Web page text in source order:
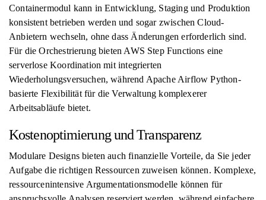
Containermodul kann in Entwicklung, Staging und Produktion
konsistent betrieben werden und sogar zwischen Cloud-
Anbietern wechseln, ohne dass Änderungen erforderlich sind.
Für die Orchestrierung bieten AWS Step Functions eine
serverlose Koordination mit integrierten
Wiederholungsversuchen, während Apache Airflow Python-
basierte Flexibilität für die Verwaltung komplexerer
Arbeitsabläufe bietet.
Kostenoptimierung und Transparenz
Modulare Designs bieten auch finanzielle Vorteile, da Sie jeder
Aufgabe die richtigen Ressourcen zuweisen können. Komplexe,
ressourcenintensive Argumentationsmodelle können für